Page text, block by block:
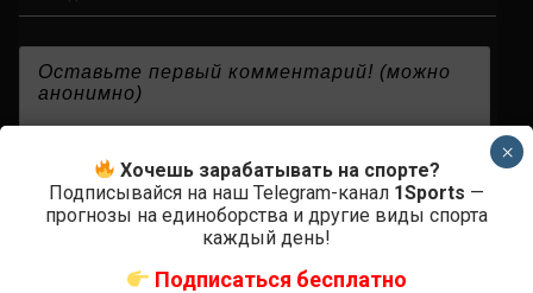
Хочешь зарабатывать на спорте?
Подписывайся на наш Telegram-канал 1Sports —
прогнозы на единоборства и другие виды спорта
каждый день!
Подписаться бесплатно
×